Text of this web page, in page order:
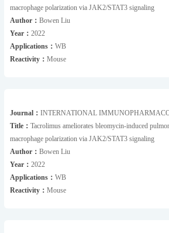
macrophage polarization via JAK2/STAT3 signaling
Author： Bowen Liu
Year： 2022
Applications： WB
Reactivity： Mouse
Journal： INTERNATIONAL
Title： Tacrolimus ameliorates bleomycin-induced
macrophage polarization via JAK2/STAT3 signaling
Author： Bowen Liu
Year： 2022
Applications： WB
Reactivity： Mouse